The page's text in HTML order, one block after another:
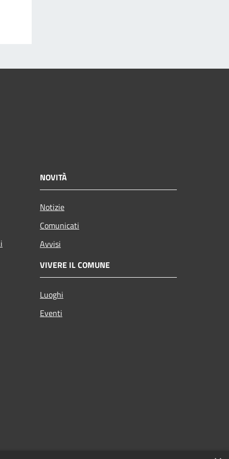
NOVITÀ
Notizie
Comunicati
Avvisi
VIVERE IL COMUNE
Luoghi
Eventi